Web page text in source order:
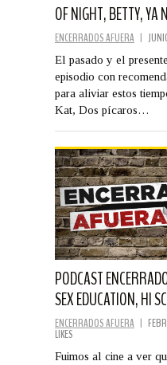
OF NIGHT, BETTY, YA
ENCERRADOS AFUERA |
El pasado y el
episodio con
para aliviar estos
Kat, Dos pícaros…
PODCAST
SEX EDUCATION, HI
ENCERRADOS AFUERA |
LIKES
Fuimos al cine a ver